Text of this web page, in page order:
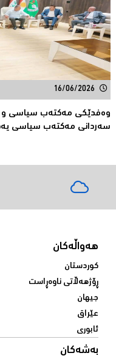
16/06/2026
وەفدێکی مەکتەب سیاسی و
سەردانی مەکتەب سیاسی
هەواڵەکان
کوردستان
ڕۆژهەڵاتی ناوەڕاست
جیهان
عێراق
ئابوری
بەشەکان